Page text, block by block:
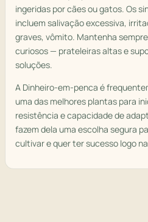
ingeridas por cães ou gatos. Os
incluem salivação excessiva,
graves, vômito. Mantenha
curiosos — prateleiras altas e
soluções.
A Dinheiro-em-penca é
uma das melhores plantas para
resistência e capacidade de
fazem dela uma escolha segura
cultivar e quer ter sucesso logo